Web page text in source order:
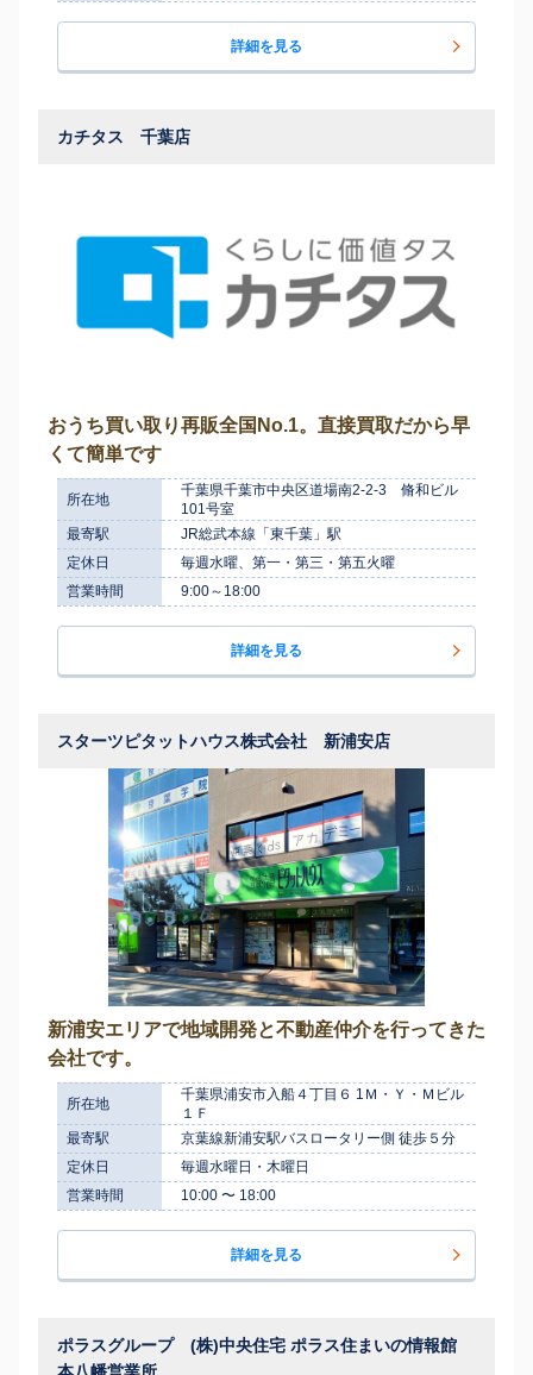
詳細を見る
カチタス 千葉店
おうち買い取り再販全国No.1。直接買取だから早
くて簡単です
所在地
千葉県千葉市中央区道場南2-2-3 脩和ビル
101号室
最寄駅
JR総武本線「東千葉」駅
定休日
毎週水曜、第一・第三・第五火曜
営業時間
9:00～18:00
詳細を見る
スターツピタットハウス株式会社 新浦安店
新浦安エリアで地域開発と不動産仲介を行ってきた
会社です。
所在地
千葉県浦安市入船４丁目６ 1Ｍ・Ｙ・Ｍビル
１Ｆ
最寄駅
京葉線新浦安駅バスロータリー側 徒歩５分
定休日
毎週水曜日・木曜日
営業時間
10:00 〜 18:00
詳細を見る
ポラスグループ (株)中央住宅 ポラス住まいの情報館
本八幡営業所